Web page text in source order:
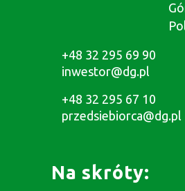
+48 32 295 69 90
inwestor@dg.pl
+48 32 295 67 10
przedsiebiorca@dg.pl
Na skróty: